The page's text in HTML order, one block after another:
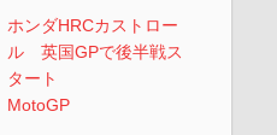
ホンダHRCカストロー
ル 英国GPで後半戦ス
タート
MotoGP